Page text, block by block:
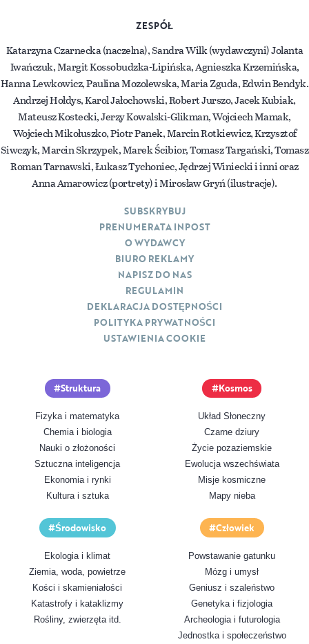
ZESPÓŁ
Katarzyna Czarnecka (naczelna), Sandra Wilk (wydawczyni) Jolanta
Iwańczuk, Margit Kossobudzka-Lipińska, Agnieszka Krzemińska,
Hanna Lewkowicz, Paulina Mozolewska, Maria Zguda, Edwin Bendyk.
Andrzej Hołdys, Karol Jałochowski, Robert Jurszo, Jacek Kubiak,
Mateusz Kostecki, Jerzy Kowalski-Glikman, Wojciech Mamak,
Wojciech Mikołuszko, Piotr Panek, Marcin Rotkiewicz, Krzysztof
Siwczyk, Marcin Skrzypek, Marek Ścibior, Tomasz Targański, Tomasz
Roman Tarnawski, Łukasz Tychoniec, Jędrzej Winiecki i inni oraz
Anna Amarowicz (portrety) i Mirosław Gryń (ilustracje).
Struktura
Fizyka i matematyka
Chemia i biologia
Nauki o złożoności
Sztuczna inteligencja
Ekonomia i rynki
Kultura i sztuka
Kosmos
Układ Słoneczny
Czarne dziury
Życie pozaziemskie
Ewolucja wszechświata
Misje kosmiczne
Mapy nieba
Środowisko
Ekologia i klimat
Ziemia, woda, powietrze
Kości i skamieniałości
Katastrofy i kataklizmy
Rośliny, zwierzęta itd.
Człowiek
Powstawanie gatunku
Mózg i umysł
Geniusz i szaleństwo
Genetyka i fizjologia
Archeologia i futurologia
Jednostka i społeczeństwo
SUBSKRYBUJ
PRENUMERATA INPOST
O WYDAWCY
BIURO REKLAMY
NAPISZ DO NAS
REGULAMIN
DEKLARACJA DOSTĘPNOŚCI
POLITYKA PRYWATNOŚCI
USTAWIENIA COOKIE